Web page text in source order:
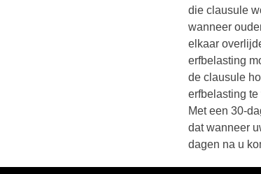
die clausule
wanneer
elkaar
erfbelasting
de clausule
erfbelasting
Met een 30-
dat wanneer
dagen na u